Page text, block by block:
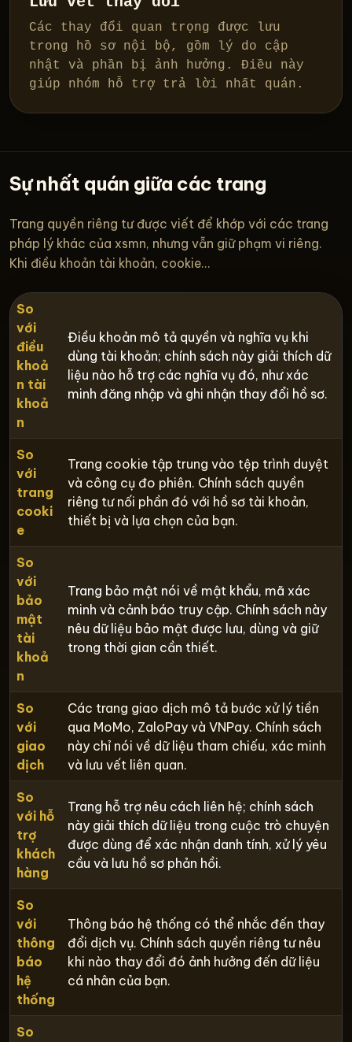
Các thay đổi quan trọng được lưu
trong hồ sơ nội bộ, gồm lý do cập
nhật và phần bị ảnh hưởng. Điều này
giúp nhóm hỗ trợ trả lời nhất quán.
Sự nhất quán giữa các trang
Trang quyền riêng tư được viết để khớp với các trang
pháp lý khác của xsmn, nhưng vẫn giữ phạm vi riêng.
Khi điều khoản tài khoản, cookie...
So
với
điều
khoả
n tài
khoả
n
Điều khoản mô tả quyền và nghĩa vụ khi
dùng tài khoản; chính sách này giải thích dữ
liệu nào hỗ trợ các nghĩa vụ đó, như xác
minh đăng nhập và ghi nhận thay đổi hồ sơ.
So
với
trang
cooki
e
Trang cookie tập trung vào tệp trình duyệt
và công cụ đo phiên. Chính sách quyền
riêng tư nối phần đó với hồ sơ tài khoản,
thiết bị và lựa chọn của bạn.
So
với
bảo
mật
tài
khoả
n
Trang bảo mật nói về mật khẩu, mã xác
minh và cảnh báo truy cập. Chính sách này
nêu dữ liệu bảo mật được lưu, dùng và giữ
trong thời gian cần thiết.
So
với
giao
dịch
Các trang giao dịch mô tả bước xử lý tiền
qua MoMo, ZaloPay và VNPay. Chính sách
này chỉ nói về dữ liệu tham chiếu, xác minh
và lưu vết liên quan.
So
với hỗ
trợ
khách
hàng
Trang hỗ trợ nêu cách liên hệ; chính sách
này giải thích dữ liệu trong cuộc trò chuyện
được dùng để xác nhận danh tính, xử lý yêu
cầu và lưu hồ sơ phản hồi.
So
với
thông
báo
hệ
thống
Thông báo hệ thống có thể nhắc đến thay
đổi dịch vụ. Chính sách quyền riêng tư nêu
khi nào thay đổi đó ảnh hưởng đến dữ liệu
cá nhân của bạn.
So